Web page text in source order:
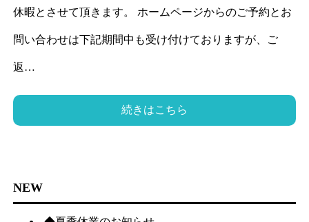
休暇とさせて頂きます。 ホームページからのご予約とお
問い合わせは下記期間中も受け付けておりますが、ご
返…
続きはこちら
NEW